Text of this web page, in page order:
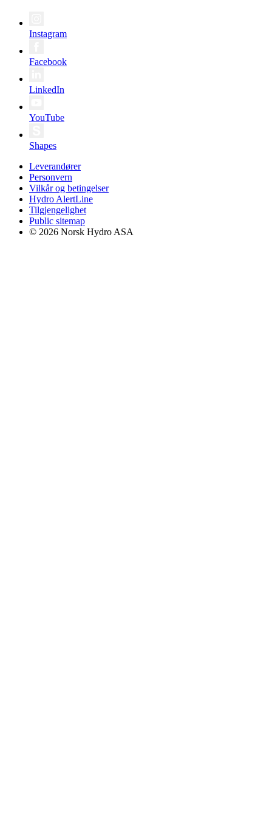
Instagram
Facebook
LinkedIn
YouTube
Shapes
Leverandører
Personvern
Vilkår og betingelser
Hydro AlertLine
Tilgjengelighet
Public sitemap
© 2026 Norsk Hydro ASA